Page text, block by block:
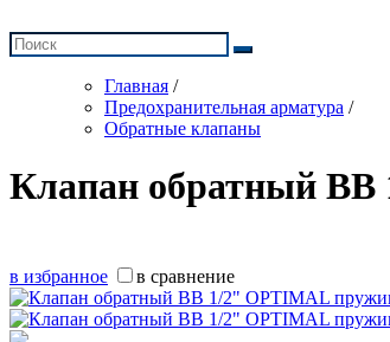
Главная /
Предохранительная арматура /
Обратные клапаны
Клапан обратный ВВ
в избранное в сравнение